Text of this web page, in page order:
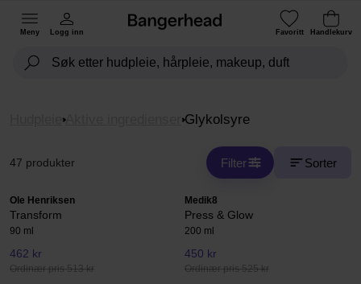
Meny Logg inn Favoritt Handlekurv
Aktive ingredienser Glykolsyre
47 produkter Filter Sorter
Ole Henriksen
Transform
90 ml
462 kr
Ordinær pris 513 kr
Medik8
Press & Glow
200 ml
450 kr
Ordinær pris 525 kr